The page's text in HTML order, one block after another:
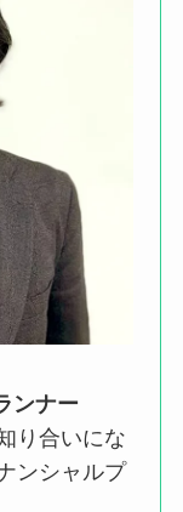
ンナー
り合いにな
ンシャルプ